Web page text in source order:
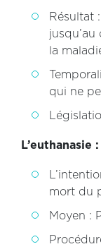
Résultat
la
qui ne
L’euthanasie :
mort du
Moyen :